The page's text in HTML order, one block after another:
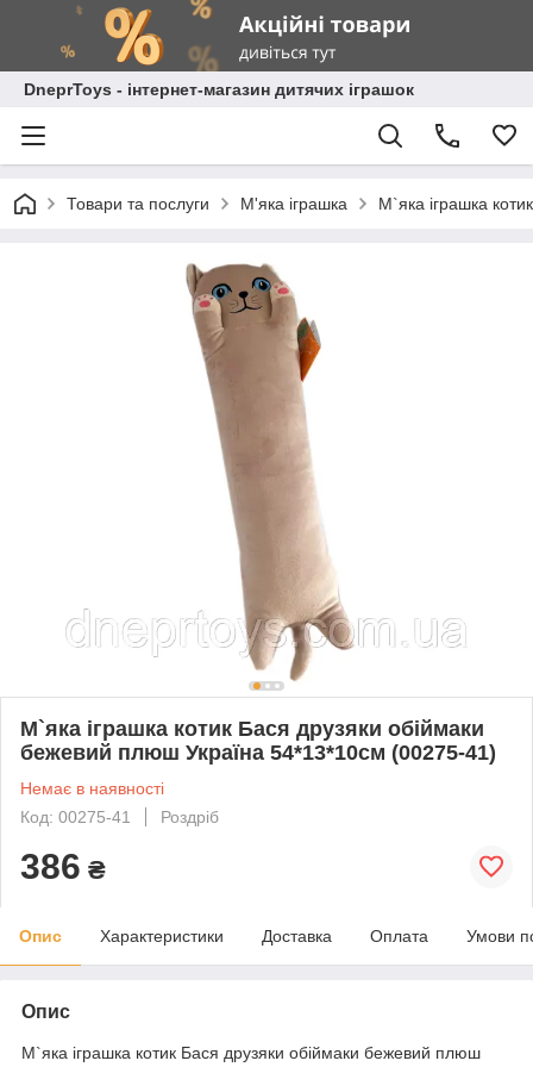
DneprToys - інтернет-магазин дитячих іграшок
Товари та послуги М'яка іграшка М`яка іграшка
М`яка іграшка котик Бася друзяки обіймаки
бежевий плюш Україна 54*13*10см (00275-41)
Немає в наявності
Код: 00275-41
Роздріб
386 ₴
Опис Характеристики Доставка Оплата Умови
Опис
М`яка іграшка котик Бася друзяки обіймаки бежевий плюш